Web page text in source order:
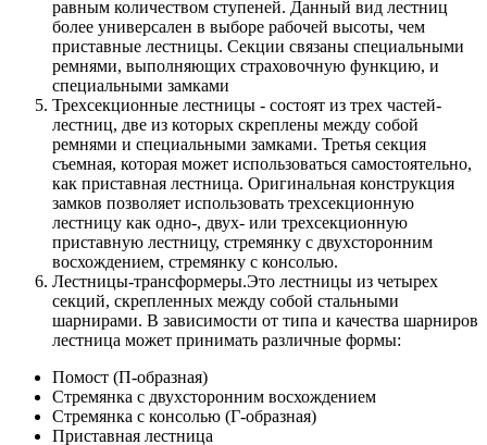
равным количеством ступеней. Данный вид лестниц
более универсален в выборе рабочей высоты, чем
приставные лестницы. Секции связаны специальными
ремнями, выполняющих страховочную функцию, и
специальными замками
Трехсекционные лестницы - состоят из трех частей-
лестниц, две из которых скреплены между собой
ремнями и специальными замками. Третья секция
съемная, которая может использоваться самостоятельно,
как приставная лестница. Оригинальная конструкция
замков позволяет использовать трехсекционную
лестницу как одно-, двух- или трехсекционную
приставную лестницу, стремянку с двухсторонним
восхождением, стремянку с консолью.
Лестницы-трансформеры.Это лестницы из четырех
секций, скрепленных между собой стальными
шарнирами. В зависимости от типа и качества шарниров
лестница может принимать различные формы:
Помост (П-образная)
Стремянка с двухсторонним восхождением
Стремянка с консолью (Г-образная)
Приставная лестница